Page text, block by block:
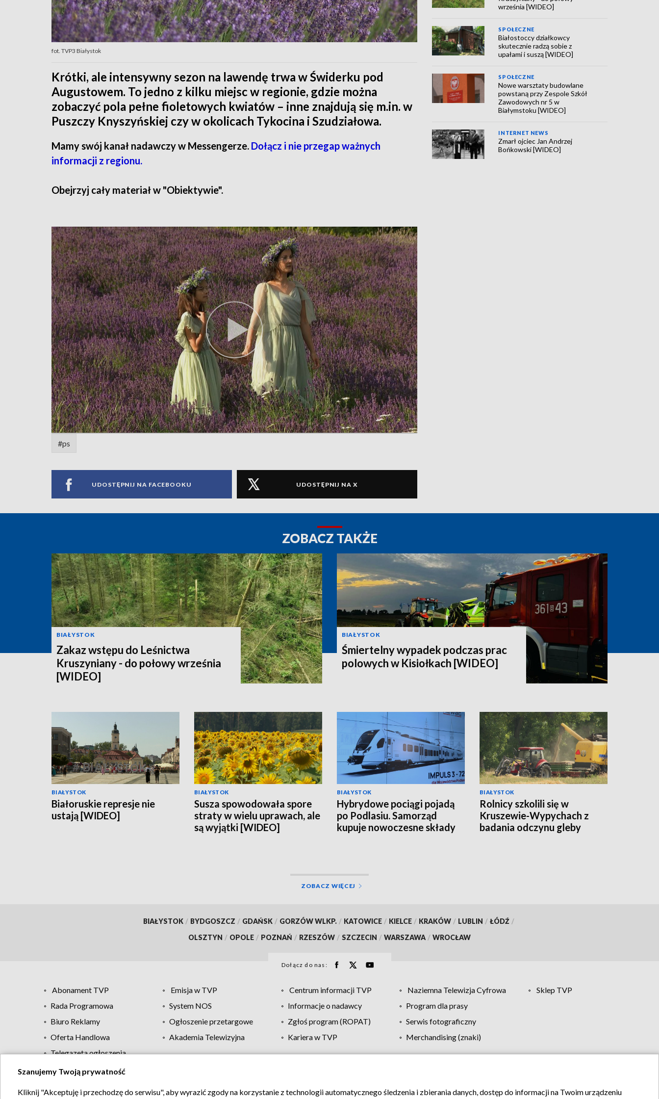
fot. TVP3 Białystok
Krótki, ale intensywny sezon na lawendę trwa w Świderku pod
Augustowem. To jedno z kilku miejsc w regionie, gdzie można
zobaczyć pola pełne fioletowych kwiatów – inne znajdują się m.in. w
Puszczy Knyszyńskiej czy w okolicach Tykocina i Szudziałowa.
Mamy swój kanał nadawczy w Messengerze. Dołącz i nie przegap ważnych
informacji z regionu.
Obejrzyj cały materiał w "Obiektywie".
#ps
UDOSTĘPNIJ NA FACEBOOKU UDOSTĘPNIJ NA X
września [WIDEO]
SPOŁECZNE
Białostoccy działkowcy
skutecznie radzą sobie z
upałami i suszą [WIDEO]
SPOŁECZNE
Nowe warsztaty budowlane
powstaną przy Zespole Szkół
Zawodowych nr 5 w
Białymstoku [WIDEO]
INTERNET NEWS
Zmarł ojciec Jan Andrzej
Bońkowski [WIDEO]
ZOBACZ TAKŻE
BIAŁYSTOK
Zakaz wstępu do Leśnictwa
Kruszyniany - do połowy września
[WIDEO]
BIAŁYSTOK
Śmiertelny wypadek podczas prac
polowych w Kisiołkach [WIDEO]
BIAŁYSTOK
Białoruskie represje nie
ustają [WIDEO]
BIAŁYSTOK
Susza spowodowała spore
straty w wielu uprawach, ale
są wyjątki [WIDEO]
BIAŁYSTOK
Hybrydowe pociągi pojadą
po Podlasiu. Samorząd
kupuje nowoczesne składy
BIAŁYSTOK
Rolnicy szkolili się w
Kruszewie-Wypychach z
badania odczynu gleby
ZOBACZ WIĘCEJ
BIAŁYSTOK / BYDGOSZCZ / GDAŃSK / GORZÓW WLKP. / KATOWICE / KIELCE / KRAKÓW / LUBLIN / ŁÓDŹ /
OLSZTYN / OPOLE / POZNAŃ / RZESZÓW / SZCZECIN / WARSZAWA / WROCŁAW
Dołącz do nas:
Abonament TVP Emisja w TVP Centrum informacji TVP Naziemna Telewizja Cyfrowa
Sklep TVP
Rada Programowa
System NOS Informacje o nadawcy
Program dla prasy
Biuro Reklamy
Ogłoszenie przetargowe Zgłoś program (ROPAT)
Serwis fotograficzny
Oferta Handlowa
Akademia Telewizyjna Kariera w TVP
Merchandising (znaki)
Telegazeta ogłoszenia
Regulamin TVP Polityka prywatności Moje zgody Pomoc Biuro reklamy Kontakt
Szanujemy Twoją prywatność
Kliknij "Akceptuję i przechodzę do serwisu", aby wyrazić zgody na korzystanie z technologii automatycznego śledzenia i zbierania danych, dostęp do informacji na Twoim urządzeniu